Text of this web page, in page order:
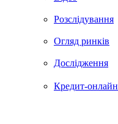
Розслідування
Огляд ринків
Дослідження
Кредит-онлайн